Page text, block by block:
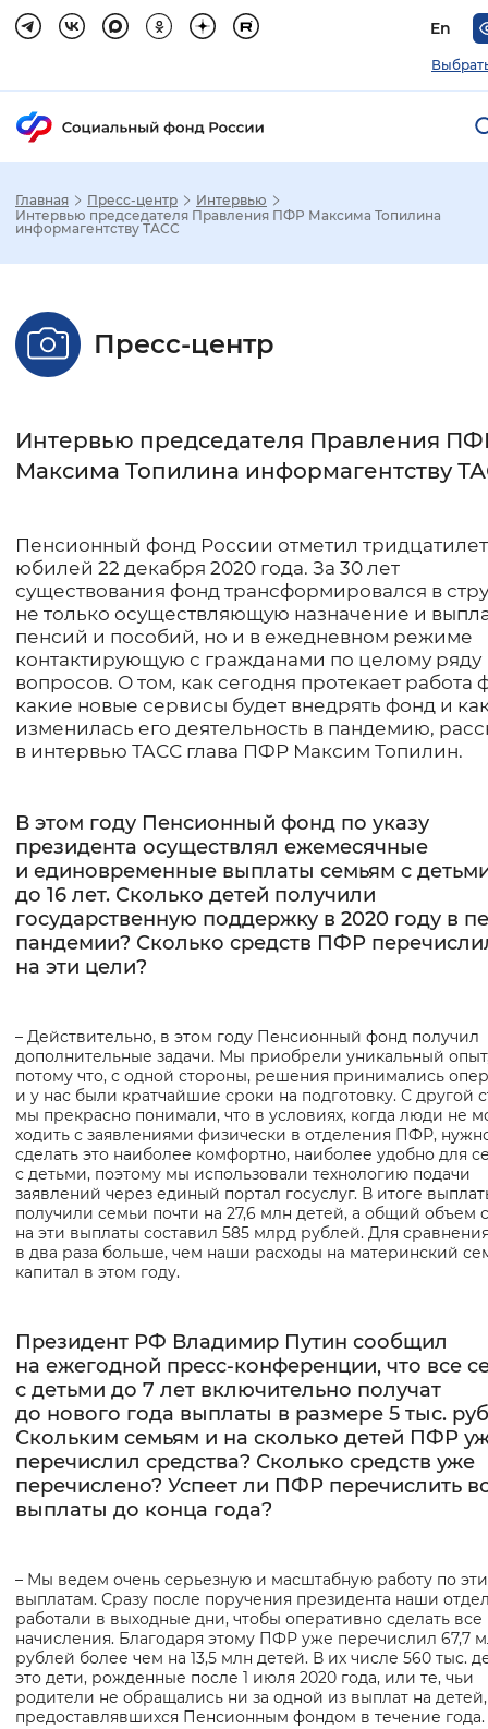
En
Настройка режима отображения
Стандартный
Шрифт
Без засечек С засечками
Нормальный Увеличенный
Цвет сайта
Монохромный Инверсивный
Синий фон
Включены Выключены
Звуковой ассистент
Воспроизвести Остановить
Главная Пресс-центр
Интервью
Интервью председателя Правления ПФР Максима Топилина
информагентству ТАСС
Пресс-центр
Интервью председателя Правления
Максима Топилина информагентству
Основная
информация
Пенсионный фонд России отметил
юбилей 22 декабря 2020 года. За 30 лет
существования фонд трансформировался в
не только осуществляющую назначение и
пенсий и пособий, но и в ежедневном режиме
контактирующую с гражданами по целому ряду
вопросов. О том, как сегодня протекает работа
какие новые сервисы будет внедрять фонд и
изменилась его деятельность в пандемию,
в интервью ТАСС глава ПФР Максим Топилин.
В этом году Пенсионный фонд по указу
президента осуществлял ежемесячные
и единовременные выплаты семьям с
до 16 лет. Сколько детей получили
государственную поддержку в 2020 году в
пандемии? Сколько средств ПФР
на эти цели?
– Действительно, в этом году Пенсионный фонд получил
дополнительные задачи. Мы приобрели уникальный
потому что, с одной стороны, решения принимались
и у нас были кратчайшие сроки на подготовку. С другой
мы прекрасно понимали, что в условиях, когда люди не
ходить с заявлениями физически в отделения ПФР,
сделать это наиболее комфортно, наиболее удобно для
с детьми, поэтому мы использовали технологию подачи
заявлений через единый портал госуслуг. В итоге
получили семьи почти на 27,6 млн детей, а общий объем
на эти выплаты составил 585 млрд рублей. Для
в два раза больше, чем наши расходы на материнский
капитал в этом году.
Президент РФ Владимир Путин сообщил
на ежегодной пресс-конференции, что все
с детьми до 7 лет включительно получат
до нового года выплаты в размере 5 тыс.
Скольким семьям и на сколько детей ПФР
перечислил средства? Сколько средств уже
перечислено? Успеет ли ПФР перечислить
выплаты до конца года?
– Мы ведем очень серьезную и масштабную работу по
выплатам. Сразу после поручения президента наши
работали в выходные дни, чтобы оперативно сделать все
начисления. Благодаря этому ПФР уже перечислил 67,7
рублей более чем на 13,5 млн детей. В их числе 560 тыс.
это дети, рожденные после 1 июля 2020 года, или те, чьи
родители не обращались ни за одной из выплат на детей,
предоставлявшихся Пенсионным фондом в течение года.